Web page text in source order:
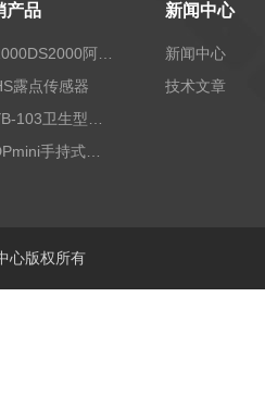
产品
露点传感器
新闻中心
新闻中心
技术文章
心版权所有